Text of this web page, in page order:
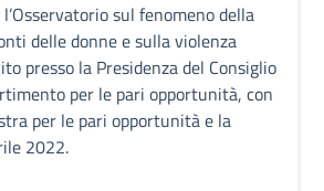
sul fenomeno della
delle donne e sulla violenza
presso la Presidenza del Consiglio
per le pari opportunità, con
per le pari opportunità e la
2022.